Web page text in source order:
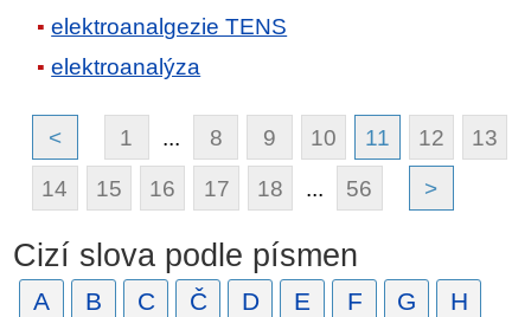
elektroanalgezie TENS
elektroanalýza
< 1 ... 8 9 10 11 12 13
14 15 16 17 18 ... 56 >
Cizí slova podle písmen
A B C Č D E F G
H